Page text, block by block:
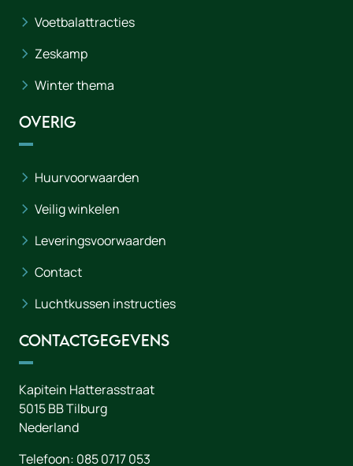
Voetbalattracties
Zeskamp
Winter thema
Overig
Huurvoorwaarden
Veilig winkelen
Leveringsvoorwaarden
Contact
Luchtkussen instructies
Contactgegevens
Kapitein Hatterasstraat
5015 BBTilburg
Nederland
Telefoon: 085 0717 053